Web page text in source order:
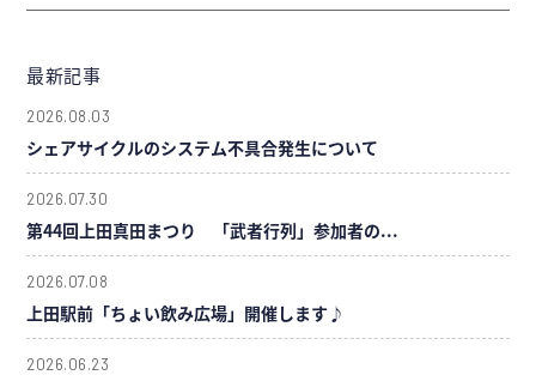
最新記事
2026.08.03
シェアサイクルのシステム不具合発生について
2026.07.30
第44回上田真田まつり 「武者行列」参加者の...
2026.07.08
上田駅前「ちょい飲み広場」開催します♪
2026.06.23